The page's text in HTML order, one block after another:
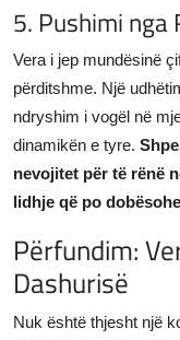
5. Pushimi nga
Vera i jep mundësinë
përditshme. Një
ndryshim i vogël në
dinamikën e tyre.
nevojitet për të rënë
lidhje që po
Përfundim:
Dashurisë
Nuk është thjesht një